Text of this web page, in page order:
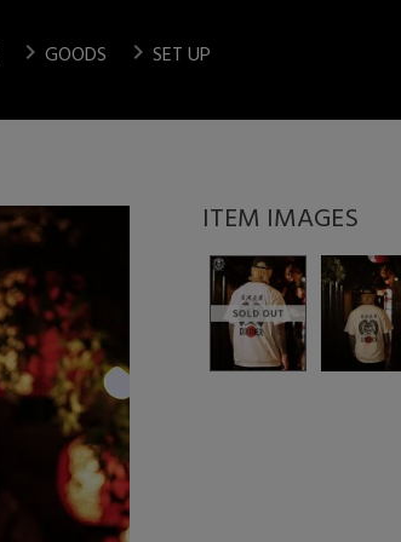
chevron_right GOODS chevron_right SET UP